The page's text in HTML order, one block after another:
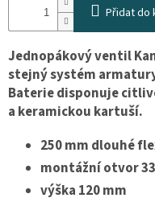
osobních
Obchodní
podmínky
Vrácení
zboží
a
Bonusový
program
Karavánek
Přidat do
Jednopákový ventil
stejný systém
Baterie disponuje
a keramickou kartuší.
250 mm dlouhé
montážní otvor
výška 120 mm